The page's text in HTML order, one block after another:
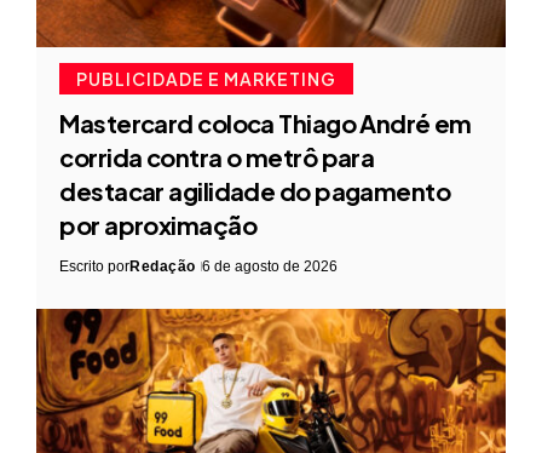
PUBLICIDADE E MARKETING
Mastercard coloca Thiago André em
corrida contra o metrô para
destacar agilidade do pagamento
por aproximação
Escrito porRedação 6 de agosto de 2026